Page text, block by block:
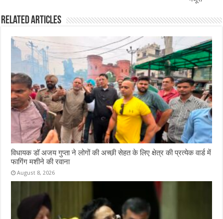
Related Articles
विधायक डॉ अजय गुप्ता ने लोगों की अच्छी सेहत के लिए क्षेत्र की प्रत्येक वार्ड में
फागिंग मशीने की रवाना
August 8, 2026